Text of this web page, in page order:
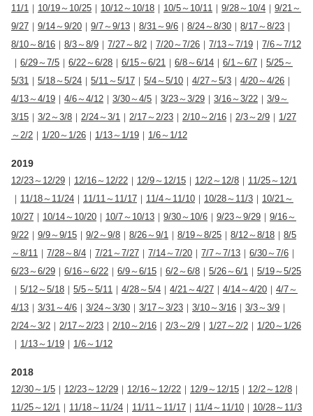
11/1 ｜ 10/19～10/25 ｜ 10/12～10/18 ｜ 10/5～10/11 ｜ 9/28～10/4 ｜ 9/21～
9/27 ｜ 9/14～9/20 ｜ 9/7～9/13 ｜ 8/31～9/6 ｜ 8/24～8/30 ｜ 8/17～8/23 ｜
8/10～8/16 ｜ 8/3～8/9 ｜ 7/27～8/2 ｜ 7/20～7/26 ｜ 7/13～7/19 ｜ 7/6～7/12
｜ 6/29～7/5 ｜ 6/22～6/28 ｜ 6/15～6/21 ｜ 6/8～6/14 ｜ 6/1～6/7 ｜ 5/25～
5/31 ｜ 5/18～5/24 ｜ 5/11～5/17 ｜ 5/4～5/10 ｜ 4/27～5/3 ｜ 4/20～4/26 ｜
4/13～4/19 ｜ 4/6～4/12 ｜ 3/30～4/5 ｜ 3/23～3/29 ｜ 3/16～3/22 ｜ 3/9～
3/15 ｜ 3/2～3/8 ｜ 2/24～3/1 ｜ 2/17～2/23 ｜ 2/10～2/16 ｜ 2/3～2/9 ｜ 1/27
～2/2 ｜ 1/20～1/26 ｜ 1/13～1/19 ｜ 1/6～1/12
2019
12/23～12/29 ｜ 12/16～12/22 ｜ 12/9～12/15 ｜ 12/2～12/8 ｜ 11/25～12/1
｜ 11/18～11/24 ｜ 11/11～11/17 ｜ 11/4～11/10 ｜ 10/28～11/3 ｜ 10/21～
10/27 ｜ 10/14～10/20 ｜ 10/7～10/13 ｜ 9/30～10/6 ｜ 9/23～9/29 ｜ 9/16～
9/22 ｜ 9/9～9/15 ｜ 9/2～9/8 ｜ 8/26～9/1 ｜ 8/19～8/25 ｜ 8/12～8/18 ｜ 8/5
～8/11 ｜ 7/28～8/4 ｜ 7/21～7/27 ｜ 7/14～7/20 ｜ 7/7～7/13 ｜ 6/30～7/6 ｜
6/23～6/29 ｜ 6/16～6/22 ｜ 6/9～6/15 ｜ 6/2～6/8 ｜ 5/26～6/1 ｜ 5/19～5/25
｜ 5/12～5/18 ｜ 5/5～5/11 ｜ 4/28～5/4 ｜ 4/21～4/27 ｜ 4/14～4/20 ｜ 4/7～
4/13 ｜ 3/31～4/6 ｜ 3/24～3/30 ｜ 3/17～3/23 ｜ 3/10～3/16 ｜ 3/3～3/9 ｜
2/24～3/2 ｜ 2/17～2/23 ｜ 2/10～2/16 ｜ 2/3～2/9 ｜ 1/27～2/2 ｜ 1/20～1/26
｜ 1/13～1/19 ｜ 1/6～1/12
2018
12/30～1/5 ｜ 12/23～12/29 ｜ 12/16～12/22 ｜ 12/9～12/15 ｜ 12/2～12/8 ｜
11/25～12/1 ｜ 11/18～11/24 ｜ 11/11～11/17 ｜ 11/4～11/10 ｜ 10/28～11/3